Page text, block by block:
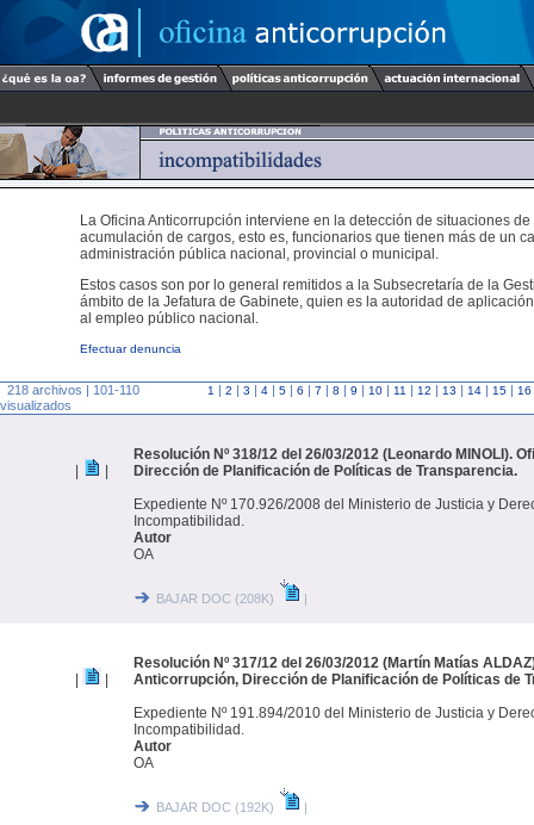
La Oficina Anticorrupción interviene en la detección de situaciones
acumulación de cargos, esto es, funcionarios que tienen más de un
administración pública nacional, provincial o municipal.
Estos casos son por lo general remitidos a la Subsecretaría de la
ámbito de la Jefatura de Gabinete, quien es la autoridad de
al empleo público nacional.
Efectuar denuncia
218 archivos | 101-110
visualizados
1 | 2 | 3 | 4 | 5 | 6 | 7 | 8 | 9 | 10 | 11 | 12 | 13 | 14 | 15 | 16
Resolución Nº 318/12 del 26/03/2012 (Leonardo MINOLI).
Dirección de Planificación de Políticas de Transparencia.
Expediente Nº 170.926/2008 del Ministerio de Justicia y
Incompatibilidad.
Autor
OA
BAJAR DOC (208K) |
Resolución Nº 317/12 del 26/03/2012 (Martín Matías
Anticorrupción, Dirección de Planificación de Políticas de
Expediente Nº 191.894/2010 del Ministerio de Justicia y
Incompatibilidad.
Autor
OA
BAJAR DOC (192K) |